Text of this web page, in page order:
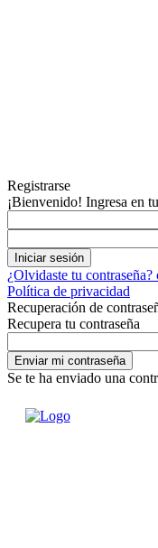
Registrarse
¡Bienvenido! Ingresa en
¿Olvidaste tu contraseña?
Política de privacidad
Recuperación de
Recupera tu contraseña
Se te ha enviado una